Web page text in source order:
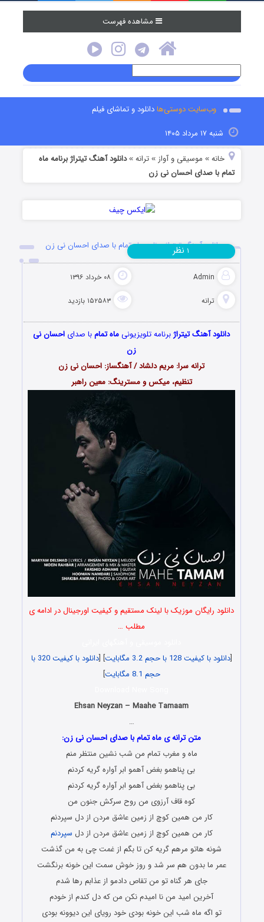
مشاهده فهرست
وب‌سایت دوستی‌هادانلود و تماشای فیلم
شنبه ۱۷ مرداد ۱۴۰۵
خانه » موسیقی و آواز »ترانه »دانلود آهنگ تیتراژ برنامه ماه
تمام با صدای احسان نی زن
دانلود آهنگ تیتراژ برنامه ماه تمام با صدای احسان نی زن
Admin ۰۸ خرداد ۱۳۹۶
ترانه ۱۵۲۵۸۳ بازدید
۱ نظر
دانلود آهنگ تیتراژبرنامه تلویزیونیماه تمامبا صدای احسان نی
زن
ترانه سرا: مریم دلشاد / آهنگساز: احسان نی زن
تنظیم، میکس و مسترینگ: معین راهبر
دانلود رایگان موزیک با لینک مستقیم و کیفیت اورجینال در ادامه ی
مطلب …
[دانلود با کیفیت 128 با حجم 3.2 مگابایت ] [
دانلود با کیفیت 320 با
حجم 8.1 مگابایت
]
Ehsan Neyzan – Maahe Tamaam
…
متن ترانه ی ماه تمام با صدای احسان نی زن:
ماه و مغرب تمام من شب نشین منتظر منم
بی پناهمو بغض آهمو ابر آواره گریه کردنم
بی پناهمو بغض آهمو ابر آواره گریه کردنم
کوه قاف آرزوی من روح سرکش جنون من
کار من همین کوچ از زمین عاشق مردن از دل سپردنم
کار من همین کوچ از زمین عاشق مردن از دل سپردنم
شونه هاتو مرهم گریه کن تا بگم از غمت چی به من گذشت
عمر ما بدون هم سر شد و روز خوش سمت این خونه برنگشت
جای هر گناه تو من تقاص دادمو از عذابم رها شدم
آخرین امید من نا امیدم نکن من که دل کندم از خودم
تو اگه ماه شب این خونه بودی خود رویای این دیوونه بودی